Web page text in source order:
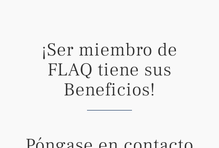
¡Ser miembro de
FLAQ tiene sus
Beneficios!